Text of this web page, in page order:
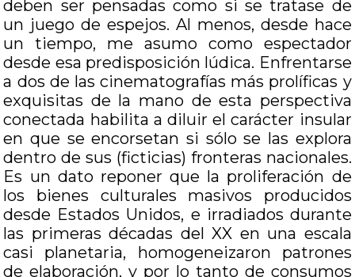
deben ser pensadas como si se tratase de
un juego de espejos. Al menos, desde hace
un tiempo, me asumo como espectador
desde esa predisposición lúdica. Enfrentarse
a dos de las cinematografías más prolíficas y
exquisitas de la mano de esta perspectiva
conectada habilita a diluir el carácter insular
en que se encorsetan si sólo se las explora
dentro de sus (ficticias) fronteras nacionales.
Es un dato reponer que la proliferación de
los bienes culturales masivos producidos
desde Estados Unidos, e irradiados durante
las primeras décadas del XX en una escala
casi planetaria, homogeneizaron patrones
de elaboración, y por lo tanto de consumos